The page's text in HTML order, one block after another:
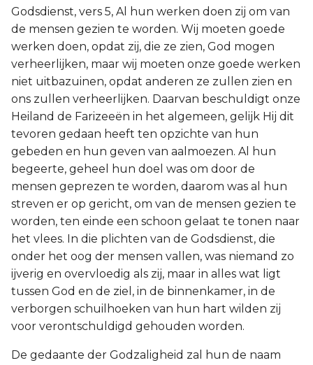
Godsdienst, vers 5, Al hun werken doen zij om van
de mensen gezien te worden. Wij moeten goede
werken doen, opdat zij, die ze zien, God mogen
verheerlijken, maar wij moeten onze goede werken
niet uitbazuinen, opdat anderen ze zullen zien en
ons zullen verheerlijken. Daarvan beschuldigt onze
Heiland de Farizeeën in het algemeen, gelijk Hij dit
tevoren gedaan heeft ten opzichte van hun
gebeden en hun geven van aalmoezen. Al hun
begeerte, geheel hun doel was om door de
mensen geprezen te worden, daarom was al hun
streven er op gericht, om van de mensen gezien te
worden, ten einde een schoon gelaat te tonen naar
het vlees. In die plichten van de Godsdienst, die
onder het oog der mensen vallen, was niemand zo
ijverig en overvloedig als zij, maar in alles wat ligt
tussen God en de ziel, in de binnenkamer, in de
verborgen schuilhoeken van hun hart wilden zij
voor verontschuldigd gehouden worden.
De gedaante der Godzaligheid zal hun de naam